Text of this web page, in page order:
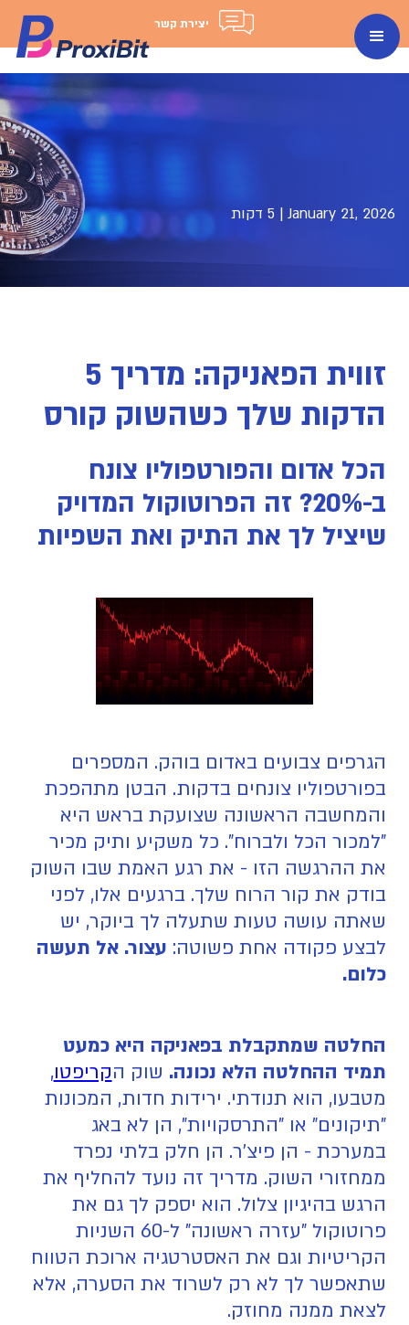
יצירת קשר
January 21, 2026
| 5 דקות
זווית הפאניקה: מדריך 5
הדקות שלך כשהשוק קורס
הכל אדום והפורטפוליו צונח
ב-20%? זה הפרוטוקול המדויק
שיציל לך את התיק ואת השפיות
הגרפים צבועים באדום בוהק. המספרים
בפורטפוליו צונחים בדקות. הבטן מתהפכת
והמחשבה הראשונה שצועקת בראש היא
"למכור הכל ולברוח". כל משקיע ותיק מכיר
את ההרגשה הזו - את רגע האמת שבו השוק
בודק את קור הרוח שלך. ברגעים אלו, לפני
שאתה עושה טעות שתעלה לך ביוקר, יש
לבצע פקודה אחת פשוטה: עצור. אל תעשה
כלום.
החלטה שמתקבלת בפאניקה היא כמעט
תמיד ההחלטה הלא נכונה. שוק הקריפטו,
מטבעו, הוא תנודתי. ירידות חדות, המכונות
"תיקונים" או "התרסקויות", הן לא באג
במערכת - הן פיצ'ר. הן חלק בלתי נפרד
ממחזורי השוק. מדריך זה נועד להחליף את
הרגש בהיגיון צלול. הוא יספק לך גם את
פרוטוקול "עזרה ראשונה" ל-60 השניות
הקריטיות וגם את האסטרטגיה ארוכת הטווח
שתאפשר לך לא רק לשרוד את הסערה, אלא
לצאת ממנה מחוזק.